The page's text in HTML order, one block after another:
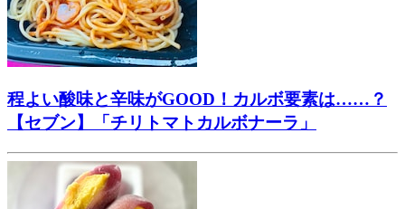
程よい酸味と辛味がGOOD！カルボ要素は……？
【セブン】「チリトマトカルボナーラ」